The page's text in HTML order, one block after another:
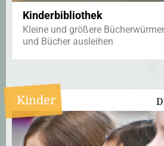
Kinderbibliothek
Kleine und größere
und Bücher ausleihen
Kinder